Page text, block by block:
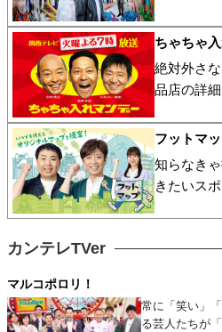
ちゃちゃ
絶対外さ
品店の詳
フットマ
知らなき
きたいス
カンテレTVer
マルコポロリ！
常に「笑い」
る芸人たちが